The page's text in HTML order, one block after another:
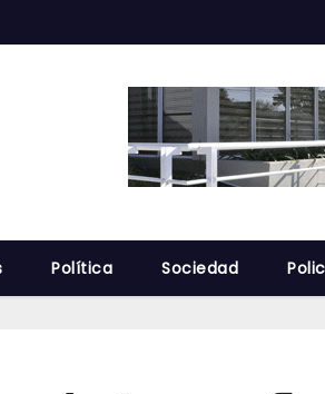
Política Sociedad